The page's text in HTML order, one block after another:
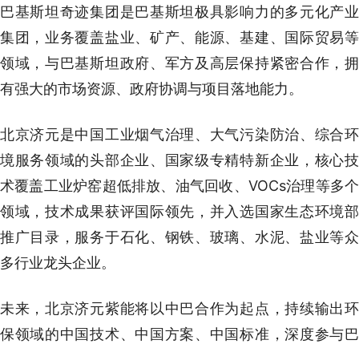
巴基斯坦奇迹集团是巴基斯坦极具影响力的多元化产业
集团，业务覆盖盐业、矿产、能源、基建、国际贸易等
领域，与巴基斯坦政府、军方及高层保持紧密合作，拥
有强大的市场资源、政府协调与项目落地能力。
北京济元是中国工业烟气治理、大气污染防治、综合环
境服务领域的头部企业、国家级专精特新企业，核心技
术覆盖工业炉窑超低排放、油气回收、VOCs治理等多个
领域，技术成果获评国际领先，并入选国家生态环境部
推广目录，服务于石化、钢铁、玻璃、水泥、盐业等众
多行业龙头企业。
未来，北京济元紫能将以中巴合作为起点，持续输出环
保领域的中国技术、中国方案、中国标准，深度参与巴